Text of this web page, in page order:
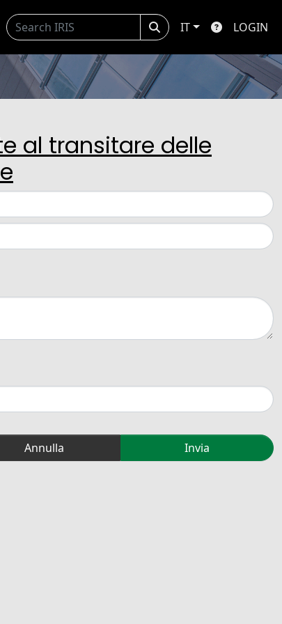
IT LOGIN
al transitare delle
Annulla Invia